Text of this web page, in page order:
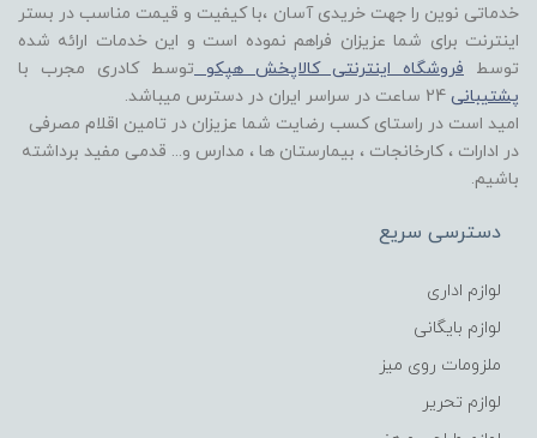
خدماتی نوین را جهت خریدی آسان ،با کیفیت و قیمت مناسب در بستر
اینترنت برای شما عزیزان فراهم نموده است و این خدمات ارائه شده
توسط فروشگاه اینترنتی کالاپخش هپکو
توسط کادری مجرب با
پشتیبانی
امید است در راستای کسب رضایت شما عزیزان در تامین اقلام مصرفی
در ادارات ، کارخانجات ، بیمارستان ها ، مدارس و... قدمی مفید برداشته
باشیم.
دسترسی سریع
لوازم اداری
لوازم بایگانی
ملزومات روی میز
لوازم تحریر